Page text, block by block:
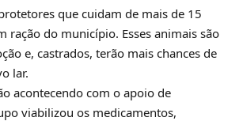
que cuidam de mais de 15
ração do município. Esses animais são
e, castrados, terão mais chances de
lar.
acontecendo com o apoio de
viabilizou os medicamentos,